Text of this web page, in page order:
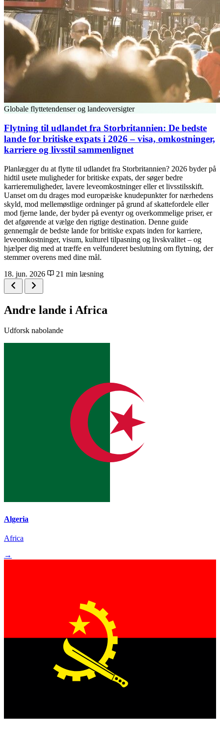
Globale flyttetendenser og landeoversigter
Flytning til udlandet fra Storbritannien: De bedste
lande for britiske expats i 2026 – visa, omkostninger,
karriere og livsstil sammenlignet
Planlægger du at flytte til udlandet fra Storbritannien? 2026 byder på
hidtil usete muligheder for britiske expats, der søger bedre
karrieremuligheder, lavere leveomkostninger eller et livsstilsskift.
Uanset om du drages mod europæiske knudepunkter for nærhedens
skyld, mod mellemøstlige ordninger på grund af skattefordele eller
mod fjerne lande, der byder på eventyr og overkommelige priser, er
det afgørende at vælge den rigtige destination. Denne guide
gennemgår de bedste lande for britiske expats inden for karriere,
leveomkostninger, visum, kulturel tilpasning og livskvalitet – og
hjælper dig med at træffe en velfunderet beslutning om flytning, der
stemmer overens med dine mål.
18. jun. 2026
21 min læsning
Andre lande i Africa
Udforsk nabolande
Algeria
Africa
→